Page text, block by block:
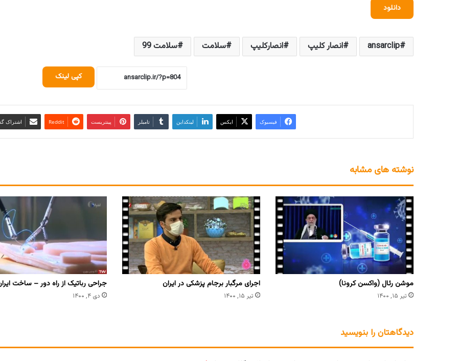
دانلود
ansarclip انصار کلیپ انصارکلیپ سلامت سلامت 99
کپی لینک
فیسبوک ایکس لینکداین تامبلر پینتریست Reddit اشتراک
نوشته های مشابه
موشن رئال (واکسن کرونا)
تیر ۱۵, ۱۴۰۰
اجرای مرگبار برجام‌ پزشکی در ایران
تیر ۱۵, ۱۴۰۰
جراحی رباتیک از راه دور – ساخت
دی ۴, ۱۴۰۰
دیدگاهتان را بنویسید